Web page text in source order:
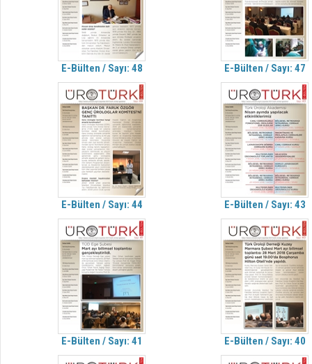
E-Bülten / Sayı: 48 E-Bülten / Sayı: 47
E-Bülten / Sayı: 44 E-Bülten / Sayı: 43
E-Bülten / Sayı: 41 E-Bülten / Sayı: 40